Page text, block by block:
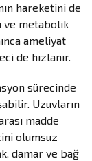
hareketini de
ve metabolik
ameliyat
de hızlanır.
sürecinde
Uzuvların
madde
olumsuz
damar ve bağ